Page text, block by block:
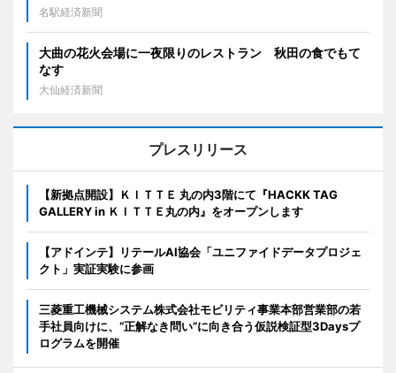
名駅経済新聞
大曲の花火会場に一夜限りのレストラン 秋田の食でもて
なす
大仙経済新聞
プレスリリース
【新拠点開設】ＫＩＴＴＥ 丸の内3階にて『HACKK TAG
GALLERY in ＫＩＴＴＥ丸の内』をオープンします
【アドインテ】リテールAI協会「ユニファイドデータプロジェ
クト」実証実験に参画
三菱重工機械システム株式会社モビリティ事業本部営業部の若
手社員向けに、“正解なき問い”に向き合う仮説検証型3Daysプ
ログラムを開催